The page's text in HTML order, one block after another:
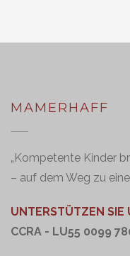
MAMERHAFF
„Kompetente Kinder
– auf dem Weg zu
UNTERSTÜTZEN SIE
CCRA - LU55 0099